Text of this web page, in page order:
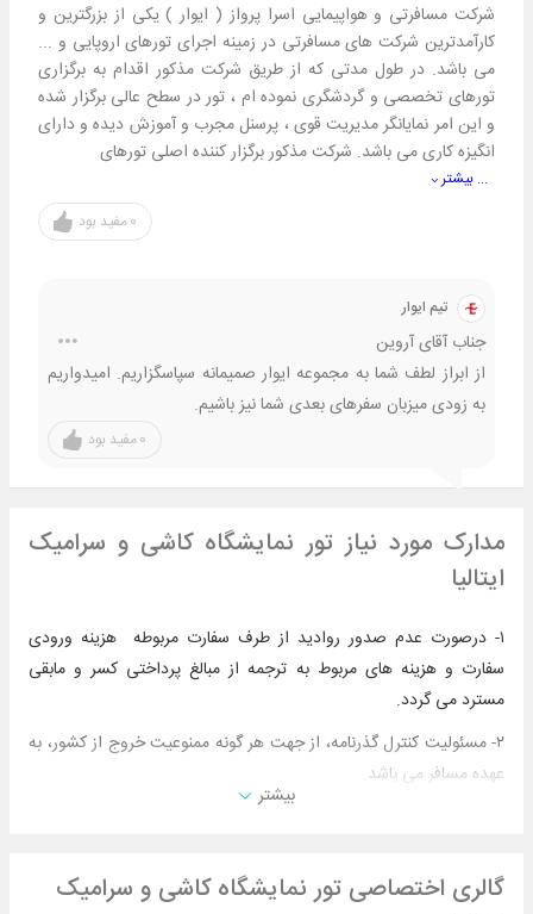
شرکت مسافرتی و هواپیمایی اسرا پرواز ( ایوار ) یکی از بزرگترین و
کارآمدترین شرکت های مسافرتی در زمینه اجرای تورهای اروپایی و ...
می باشد. در طول مدتی که از طریق شرکت مذکور اقدام به برگزاری
تورهای تخصصی و گردشگری نموده ام ، تور در سطح عالی برگزار شده
و این امر نمایانگر مدیریت قوی ، پرسنل مجرب و آموزش دیده و دارای
انگیزه کاری می باشد. شرکت مذکور برگزار کننده اصلی تورهای
... بیشتر
0مفید بود
تیم ایوار
جناب آقای آروین
از ابراز لطف شما به مجموعه ایوار صمیمانه سپاسگزاریم. امیدواریم
به زودی میزبان سفر‌های بعدی شما نیز باشیم.
0مفید بود
مدارک مورد نیاز تور نمایشگاه کاشی و سرامیک
ایتالیا
۱- درصورت عدم صدور روادید از طرف سفارت مربوطه هزینه ورودی
سفارت و هزینه های مربوط به ترجمه از مبالغ پرداختی کسر و مابقی
مسترد می گردد.
۲- مسئولیت کنترل گذرنامه، از جهت هر گونه ممنوعیت خروج از کشور، به
عهده مسافر می باشد.
۴- اصل مدارک مسافرین تا زمان بازگشت از سفر نزد شرکت اسراپرواز باقی
بیشتر
گالری اختصاصی تور نمایشگاه کاشی و سرامیک